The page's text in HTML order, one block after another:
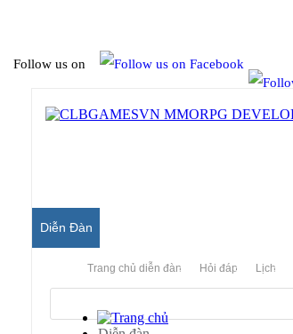
Follow us on
Diễn Đàn
Trang chủ diễn đàn Hỏi đáp Lịch